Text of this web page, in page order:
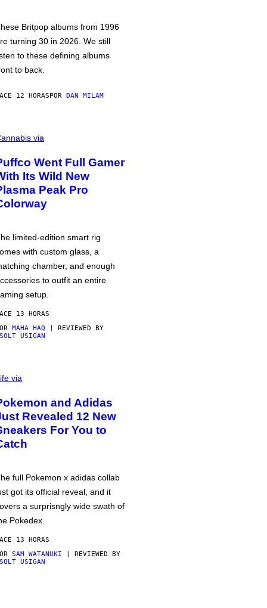
Britpop albums from 1996
turning 30 in 2026. We still
to these defining albums
to back.
12 HORASPOR DAN MILAM
via
Went Full Gamer
Its Wild New
Peak Pro
limited-edition smart rig
with custom glass, a
chamber, and enough
to outfit an entire
setup.
13 HORAS
MAHA HAQ | REVIEWED BY
USIGAN
via
and Adidas
Revealed 12 New
For You to
full Pokemon x adidas collab
got its official reveal, and it
a surprisngly wide swath of
Pokedex.
13 HORAS
SAM WATANUKI | REVIEWED BY
USIGAN